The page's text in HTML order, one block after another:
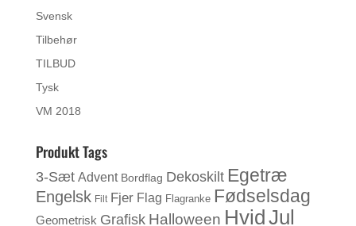
Svensk
Tilbehør
TILBUD
Tysk
VM 2018
Produkt Tags
3-Sæt Advent Bordflag Dekoskilt Egetræ
Engelsk Filt Fjer Flag Flagranke Fødselsdag
Geometrisk Grafisk Halloween Hvid Jul